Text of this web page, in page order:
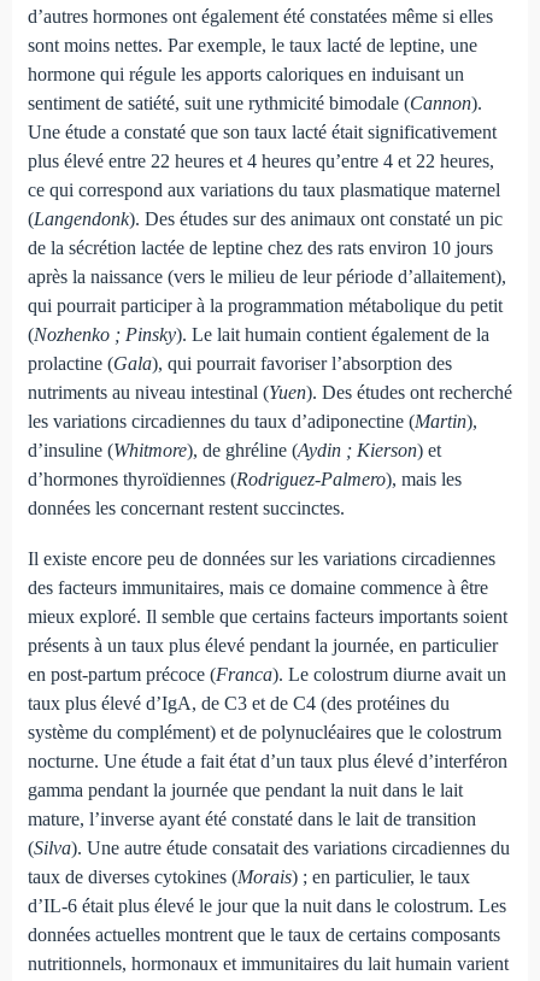
d’autres hormones ont également été constatées même si elles
sont moins nettes. Par exemple, le taux lacté de leptine, une
hormone qui régule les apports caloriques en induisant un
sentiment de satiété, suit une rythmicité bimodale (Cannon).
Une étude a constaté que son taux lacté était significativement
plus élevé entre 22 heures et 4 heures qu’entre 4 et 22 heures,
ce qui correspond aux variations du taux plasmatique maternel
(Langendonk). Des études sur des animaux ont constaté un pic
de la sécrétion lactée de leptine chez des rats environ 10 jours
après la naissance (vers le milieu de leur période d’allaitement),
qui pourrait participer à la programmation métabolique du petit
(Nozhenko ; Pinsky). Le lait humain contient également de la
prolactine (Gala), qui pourrait favoriser l’absorption des
nutriments au niveau intestinal (Yuen). Des études ont recherché
les variations circadiennes du taux d’adiponectine (Martin),
d’insuline (Whitmore), de ghréline (Aydin ; Kierson) et
d’hormones thyroïdiennes (Rodriguez-Palmero), mais les
données les concernant restent succinctes.
Il existe encore peu de données sur les variations circadiennes
des facteurs immunitaires, mais ce domaine commence à être
mieux exploré. Il semble que certains facteurs importants soient
présents à un taux plus élevé pendant la journée, en particulier
en post-partum précoce (Franca). Le colostrum diurne avait un
taux plus élevé d’IgA, de C3 et de C4 (des protéines du
système du complément) et de polynucléaires que le colostrum
nocturne. Une étude a fait état d’un taux plus élevé d’interféron
gamma pendant la journée que pendant la nuit dans le lait
mature, l’inverse ayant été constaté dans le lait de transition
(Silva). Une autre étude consatait des variations circadiennes du
taux de diverses cytokines (Morais) ; en particulier, le taux
d’IL-6 était plus élevé le jour que la nuit dans le colostrum. Les
données actuelles montrent que le taux de certains composants
nutritionnels, hormonaux et immunitaires du lait humain varient